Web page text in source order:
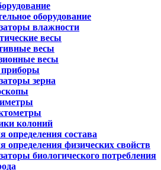
оборудование
влажности
весы
весы
весы
приборы
зерна
колоний
определения состава
определения физических свойств
биологического потребления